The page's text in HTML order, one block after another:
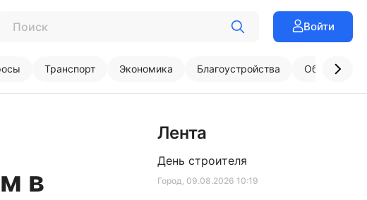
Войти
Транспорт Экономика Благоустройства
в
Лента
Город, 09.08.2026 10:19
День строителя